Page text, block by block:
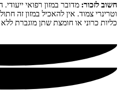
חשוב לזכור: מדובר במזון רפואי
וטרינרי צמוד. אין להאכיל במזון זה
כליות כרוני או חומצת שתן מוגברת ללא